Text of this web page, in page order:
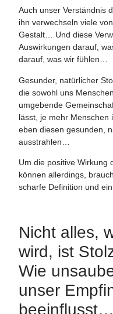
Auch unser Verständnis
ihn verwechseln viele
Gestalt… Und diese
Auswirkungen darauf,
darauf, was wir fühlen…
Gesunder, natürlicher
die sowohl uns
umgebende
lässt, je mehr Menschen
eben diesen gesunden,
ausstrahlen…
Um die positive Wirkung
können allerdings,
scharfe Definition und
Nicht alles,
wird, ist
Wie
unser
beeinflusst…